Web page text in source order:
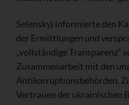
Selenskyj informierte den
der Ermittlungen und
„vollständige Transparenz“
Zusammenarbeit mit den
Antikorruptionsbehörden.
Vertrauen der ukrainischen